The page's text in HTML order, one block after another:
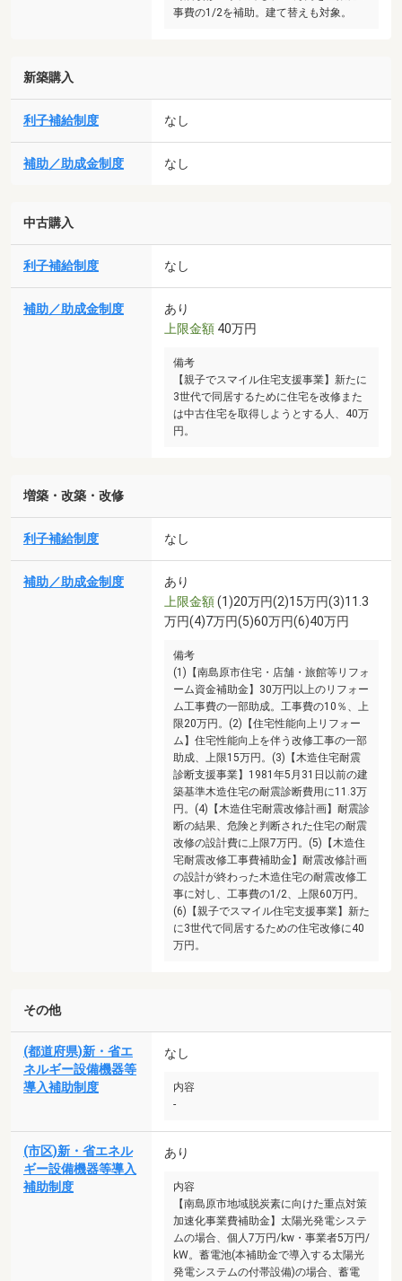
事費の1/2を補助。建て替えも対象。
新築購入
利子補給制度 なし
補助／助成金制度 なし
中古購入
利子補給制度 なし
補助／助成金制度
あり
上限金額 40万円
備考
【親子でスマイル住宅支援事業】新たに
3世代で同居するために住宅を改修また
は中古住宅を取得しようとする人、40万
円。
増築・改築・改修
利子補給制度 なし
補助／助成金制度
あり
上限金額(1)20万円(2)15万円(3)11.3
万円(4)7万円(5)60万円(6)40万円
備考
(1)【南島原市住宅・店舗・旅館等リフォ
ーム資金補助金】30万円以上のリフォー
ム工事費の一部助成。工事費の10％、上
限20万円。(2)【住宅性能向上リフォー
ム】住宅性能向上を伴う改修工事の一部
助成、上限15万円。(3)【木造住宅耐震
診断支援事業】1981年5月31日以前の建
築基準木造住宅の耐震診断費用に11.3万
円。(4)【木造住宅耐震改修計画】耐震診
断の結果、危険と判断された住宅の耐震
改修の設計費に上限7万円。(5)【木造住
宅耐震改修工事費補助金】耐震改修計画
の設計が終わった木造住宅の耐震改修工
事に対し、工事費の1/2、上限60万円。
(6)【親子でスマイル住宅支援事業】新た
に3世代で同居するための住宅改修に40
万円。
その他
(都道府県)新・省エ
ネルギー設備機器等
導入補助制度
なし
内容
-
(市区)新・省エネル
ギー設備機器等導入
補助制度
あり
内容
【南島原市地域脱炭素に向けた重点対策
加速化事業費補助金】太陽光発電システ
ムの場合、個人7万円/kw・事業者5万円/
kW。蓄電池(本補助金で導入する太陽光
発電システムの付帯設備)の場合、蓄電